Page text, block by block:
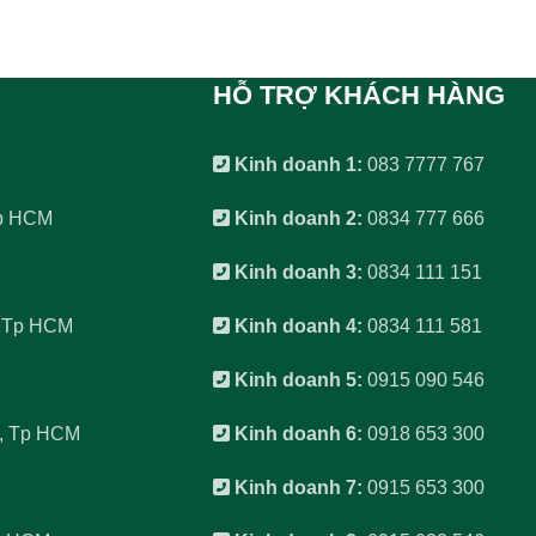
HCM
HCM
Tp HCM
HỖ TRỢ KHÁCH HÀNG
Kinh doanh 1: 083 7777 767
Kinh doanh 2: 0834 777 666
Kinh doanh 3: 0834 111 151
Kinh doanh 4: 0834 111 581
Kinh doanh 5: 0915 090 546
Kinh doanh 6: 0918 653 300
Kinh doanh 7: 0915 653 300